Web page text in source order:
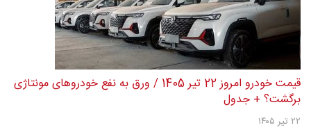
قیمت خودرو امروز 22 تیر 1405 / ورق به نفع خودروهای مونتاژی
برگشت؟ + جدول
۲۲ تیر ۱۴۰۵